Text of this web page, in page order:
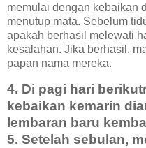
memulai dengan kebaikan
menutup mata. Sebelum
apakah berhasil melewati
kesalahan. Jika berhasil,
papan nama mereka.
4. Di pagi hari
kebaikan kemarin
lembaran baru
5. Setelah sebulan,